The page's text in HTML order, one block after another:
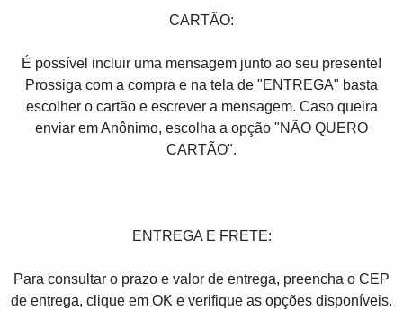
CARTÃO:
É possível incluir uma mensagem junto ao seu presente!
Prossiga com a compra e na tela de "ENTREGA" basta
escolher o cartão e escrever a mensagem. Caso queira
enviar em Anônimo, escolha a opção "NÃO QUERO
CARTÃO".
ENTREGA E FRETE:
Para consultar o prazo e valor de entrega, preencha o CEP
de entrega, clique em OK e verifique as opções disponíveis.